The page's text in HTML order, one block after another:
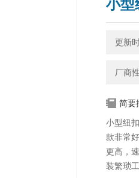
小型
更新
厂商
简要
小型纽
款非常
更高，
装繁琐